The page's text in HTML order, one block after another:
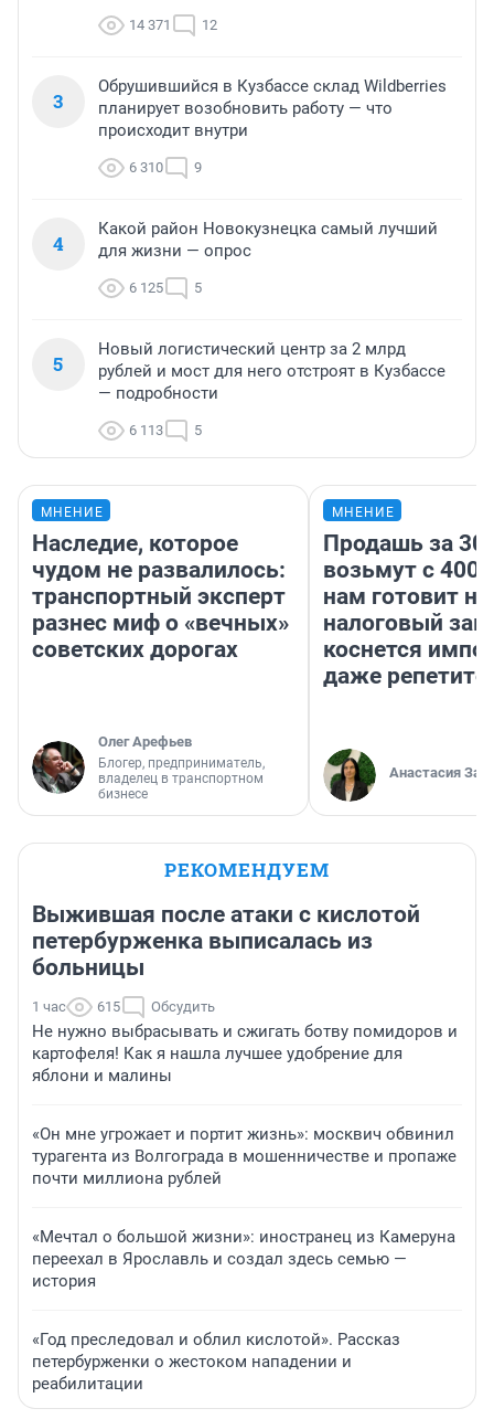
14 371 12
3
Обрушившийся в Кузбассе склад Wildberries
планирует возобновить работу — что
происходит внутри
6 310 9
4
Какой район Новокузнецка самый лучший
для жизни — опрос
6 125 5
5
Новый логистический центр за 2 млрд
рублей и мост для него отстроят в Кузбассе
— подробности
6 113 5
МНЕНИЕ
Наследие, которое
чудом не развалилось:
транспортный эксперт
разнес миф о «вечных»
советских дорогах
Олег Арефьев
Блогер, предприниматель,
владелец в транспортном
бизнесе
МНЕНИЕ
Продашь за
возьмут с
нам готовит
налоговый
коснется
даже
Анастасия
РЕКОМЕНДУЕМ
Выжившая после атаки с кислотой
петербурженка выписалась из
больницы
1 час 615 Обсудить
Не нужно выбрасывать и сжигать ботву помидоров и
картофеля! Как я нашла лучшее удобрение для
яблони и малины
«Он мне угрожает и портит жизнь»: москвич обвинил
турагента из Волгограда в мошенничестве и пропаже
почти миллиона рублей
«Мечтал о большой жизни»: иностранец из Камеруна
переехал в Ярославль и создал здесь семью —
история
«Год преследовал и облил кислотой». Рассказ
петербурженки о жестоком нападении и
реабилитации